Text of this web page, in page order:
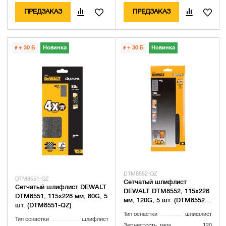
ПРЕДЗАКАЗ ПРЕДЗАКАЗ
+ 30 Б Новинка
DTM8551-QZ
Сетчатый шлифлист DEWALT
DTM8551, 115х228 мм, 80G, 5
шт. (DTM8551-QZ)
Тип оснастки шлифлист
+ 30 Б Новинка
DTM8552-QZ
Сетчатый шлифлист
DEWALT DTM8552, 115х228
мм, 120G, 5 шт. (DTM8552-
Тип оснастки шлифлист